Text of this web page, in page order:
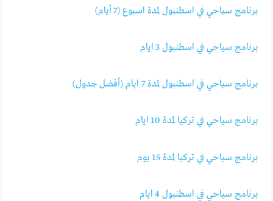
برنامج سياحي في اسطنبول لمدة اسبوع (7 أيام)
برنامج سياحي في اسطنبول 3 ايام
برنامج سياحي في اسطنبول لمدة 7 ايام (أفضل جدول)
برنامج سياحي في تركيا لمدة 10 ايام
برنامج سياحي في تركيا لمدة 15 يوم
برنامج سياحي في اسطنبول 4 ايام